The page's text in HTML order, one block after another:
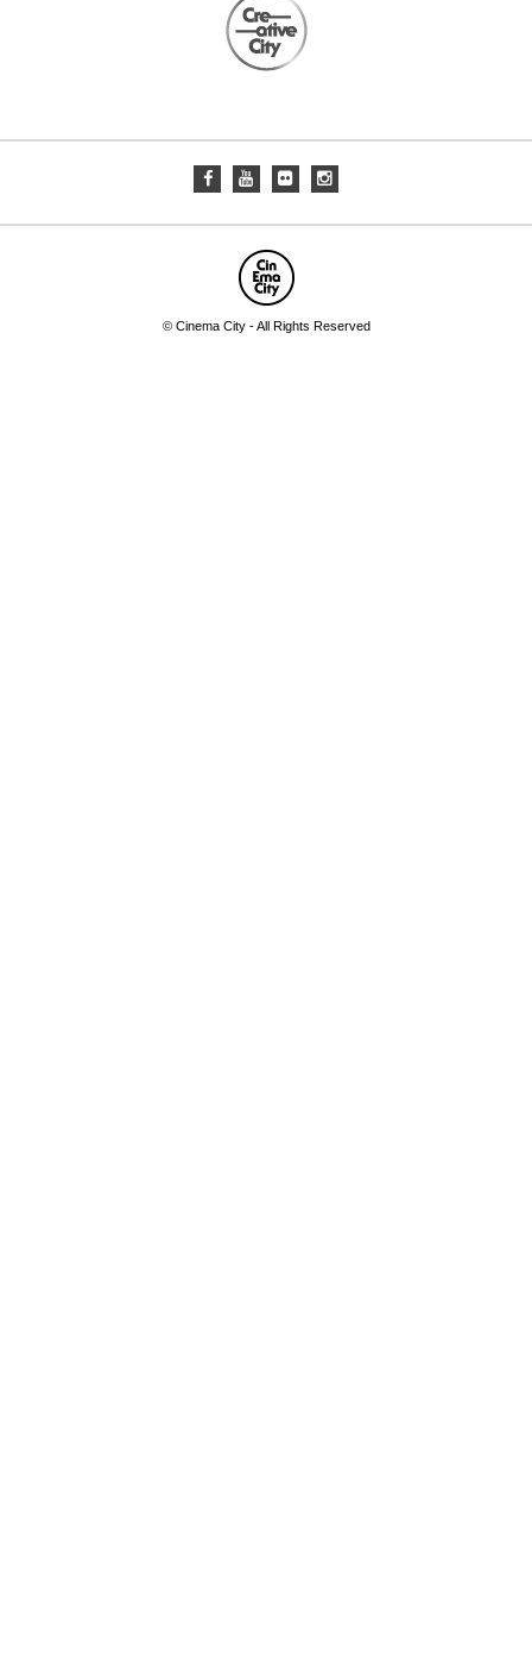
© Cinema City - All Rights Reserved